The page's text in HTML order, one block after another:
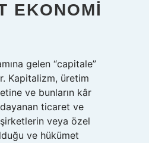
EKONOMI
gelen “capitale”
Kapitalizm, üretim
ve bunların kâr
ticaret ve
veya özel
ve hükümet